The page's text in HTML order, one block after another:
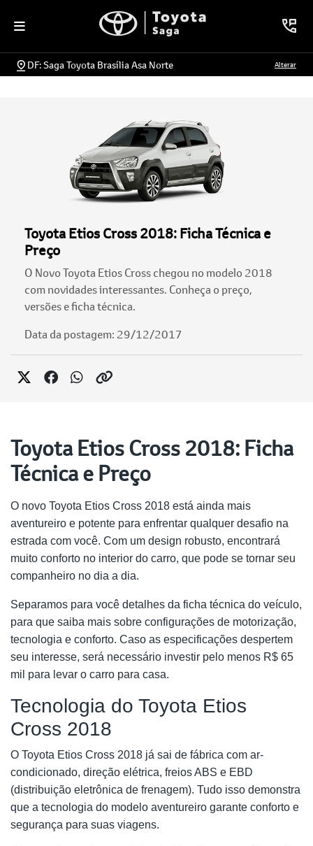
DF: Saga Toyota Brasília Asa Norte Alterar
Toyota Etios Cross 2018: Ficha Técnica e
Preço
O Novo Toyota Etios Cross chegou no modelo 2018
com novidades interessantes. Conheça o preço,
versões e ficha técnica.
Data da postagem: 29/12/2017
Toyota Etios Cross 2018: Ficha
Técnica e Preço
O novo Toyota Etios Cross 2018 está ainda mais
aventureiro e potente para enfrentar qualquer desafio na
estrada com você. Com um design robusto, encontrará
muito conforto no interior do carro, que pode se tornar seu
companheiro no dia a dia.
Separamos para você detalhes da ficha técnica do veículo,
para que saiba mais sobre configurações de motorização,
tecnologia e conforto. Caso as especificações despertem
seu interesse, será necessário investir pelo menos R$ 65
mil para levar o carro para casa.
Tecnologia do Toyota Etios
Cross 2018
O Toyota Etios Cross 2018 já sai de fábrica com ar-
condicionado, direção elétrica, freios ABS e EBD
(distribuição eletrônica de frenagem). Tudo isso demonstra
que a tecnologia do modelo aventureiro garante conforto e
segurança para suas viagens.